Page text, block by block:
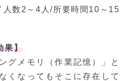
数2～4人/所要時間10～15
果】
グメモリ（作業記憶）」と
くなってもそこに存在して